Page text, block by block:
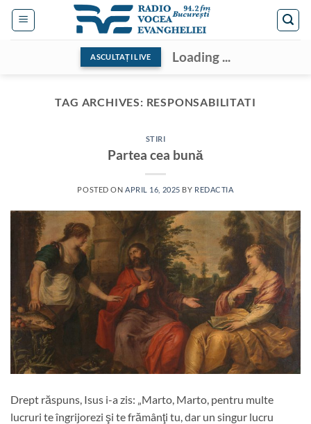
Skip
ASCULTAȚI LIVE Loading ...
TAG ARCHIVES: RESPONSABILITATI
STIRI
Partea cea bună
POSTED ON APRIL 16, 2025 BY REDACTIA
Drept răspuns, Isus i-a zis: „Marto, Marto, pentru multe
lucruri te îngrijorezi şi te frămânţi tu, dar un singur lucru